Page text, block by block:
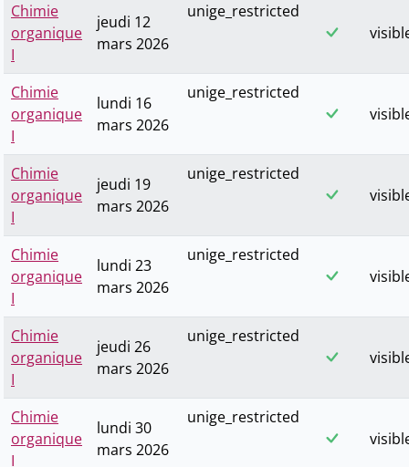
Chimie
organique
I
jeudi 12
mars 2026
unige_restricted
Chimie
organique
I
lundi 16
mars 2026
unige_restricted
Chimie
organique
I
jeudi 19
mars 2026
unige_restricted
Chimie
organique
I
lundi 23
mars 2026
unige_restricted
Chimie
organique
I
jeudi 26
mars 2026
unige_restricted
Chimie
organique
I
lundi 30
mars 2026
unige_restricted